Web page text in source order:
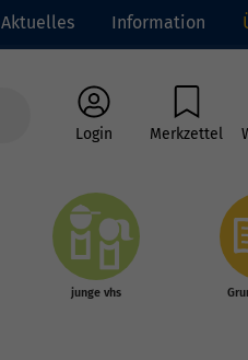
Aktuelles Information
Login Merkzettel
junge vhs